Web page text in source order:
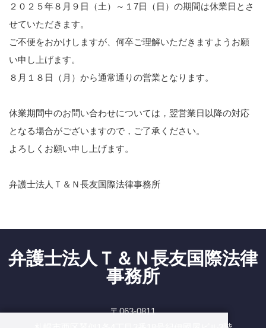
２０２５年８月９日（土）～１7日（日）の期間は休業日とさ
せていただきます。
ご不便をおかけしますが、何卒ご理解いただきますようお願
い申し上げます。
８月１８日（月）から通常通りの営業となります。
休業期間中のお問い合わせについては，翌営業日以降の対応
となる場合がございますので，ご了承ください。
よろしくお願い申し上げます。
弁護士法人Ｔ＆Ｎ長友国際法律事務所
弁護士法人Ｔ＆Ｎ長友国際法律
事務所
〒063-0811